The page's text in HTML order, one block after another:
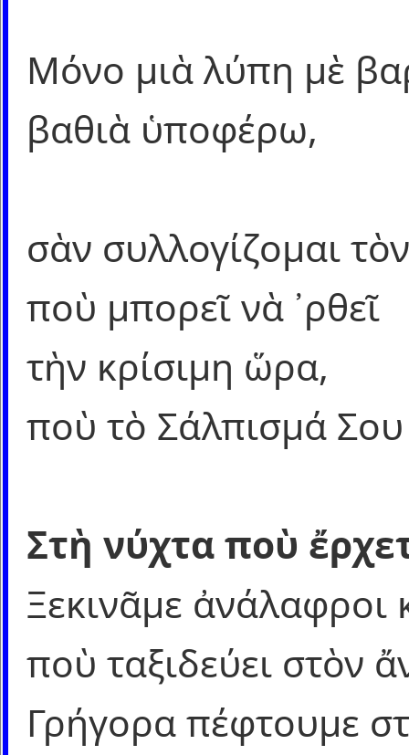
Μόνο μιὰ λύπη μὲ
βαθιὰ ὑποφέρω,
σὰν συλλογίζομαι
ποὺ μπορεῖ νὰ ᾿ρθεῖ
τὴν κρίσιμη ὥρα,
ποὺ τὸ Σάλπισμά Σου
Στὴ νύχτα ποὺ
Ξεκινᾶμε
ποὺ ταξιδεύει στὸν
Γρήγορα πέφτουμε